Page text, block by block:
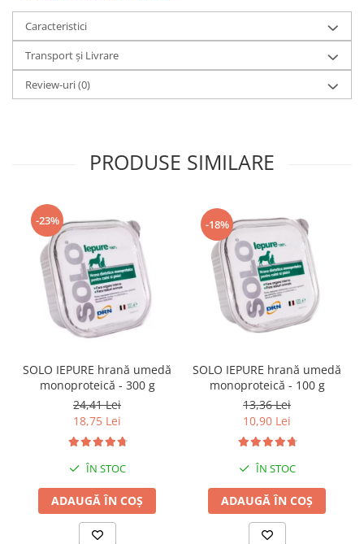
Caracteristici
Transport și Livrare
Review-uri(0)
PRODUSE SIMILARE
-23%
SOLO IEPURE hrană umedă
monoproteică - 300 g
24,41 Lei
18,75 Lei
ÎN STOC
ADAUGĂ ÎN COȘ
-18%
SOLO IEPURE hrană umedă
monoproteică - 100 g
13,36 Lei
10,90 Lei
ÎN STOC
ADAUGĂ ÎN COȘ